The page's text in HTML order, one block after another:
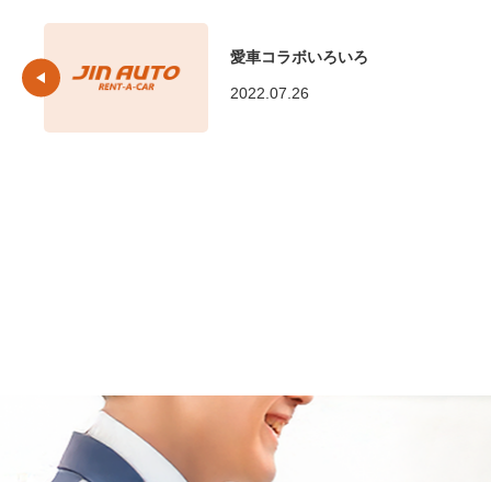
愛車コラボいろいろ
2022.07.26